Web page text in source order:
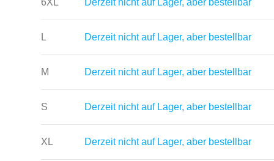
6XL Derzeit nicht auf Lager, aber bestellbar
L Derzeit nicht auf Lager, aber bestellbar
M Derzeit nicht auf Lager, aber bestellbar
S Derzeit nicht auf Lager, aber bestellbar
XL Derzeit nicht auf Lager, aber bestellbar